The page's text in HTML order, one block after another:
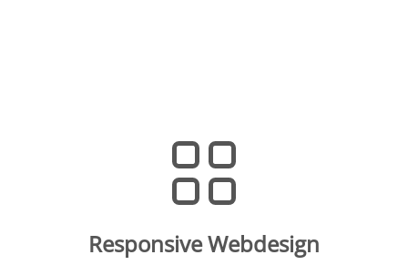
Responsive Webdesign